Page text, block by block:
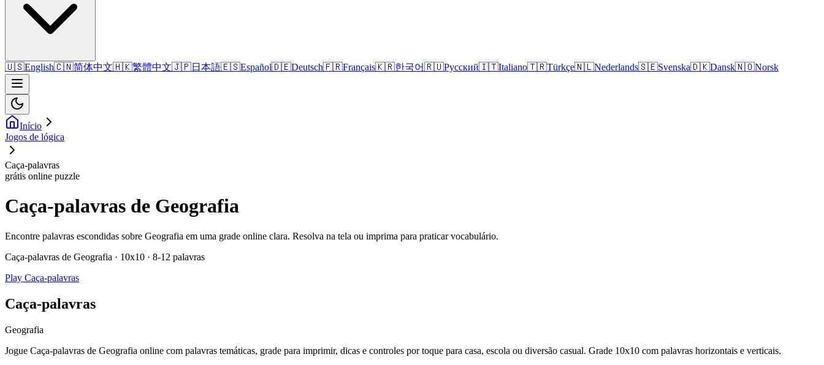
🇺🇸English🇨🇳简体中文🇭🇰繁體中文🇯🇵日本語🇪🇸Español🇩🇪Deutsch🇫🇷Français🇰🇷한국어🇷🇺Русский🇮🇹Italiano🇹🇷Türkçe🇳🇱Nederlands🇸🇪Svenska🇩🇰Dansk🇳🇴Norsk
Início
Jogos de lógica
Caça-palavras
grátis online puzzle
Caça-palavras de Geografia
Encontre palavras escondidas sobre Geografia em uma grade online clara. Resolva na tela ou imprima para praticar vocabulário.
Caça-palavras de Geografia · 10x10 · 8-12 palavras
Play Caça-palavras
Caça-palavras
Geografia
Jogue Caça-palavras de Geografia online com palavras temáticas, grade para imprimir, dicas e controles por toque para casa, escola ou diversão casual. Grade 10x10 com palavras horizontais e verticais.